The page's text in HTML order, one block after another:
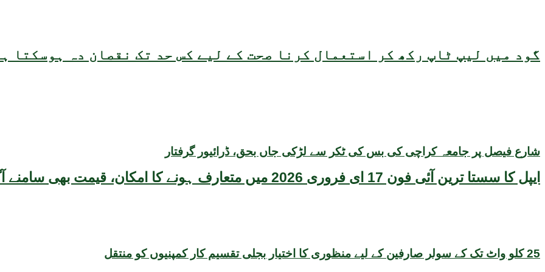
گود میں لیپ ٹاپ رکھ کر استعمال کرنا صحت کے لیے کس حد تک نقصان دہ ہوسکتا
ایپل کا سستا ترین آئی فون 17 ای فروری 2026 میں متعارف ہونے کا امکان، قیمت بھی سامنے آگئی
شارع فیصل پر جامعہ کراچی کی بس کی ٹکر سے لڑکی جاں بحق، ڈرائیور گرفتار
25 کلو واٹ تک کے سولر صارفین کے لیے منظوری کا اختیار بجلی تقسیم کار کمپنیوں کو منتقل